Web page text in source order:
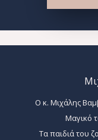
Ο κ. Μιχάλης
Μαγικό
Τα παιδιά του